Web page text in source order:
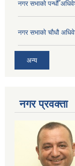
नगर सभाको पन्धौँ
नगर सभाको चौधौ
अन्य
नगर प्रव‌क्ता